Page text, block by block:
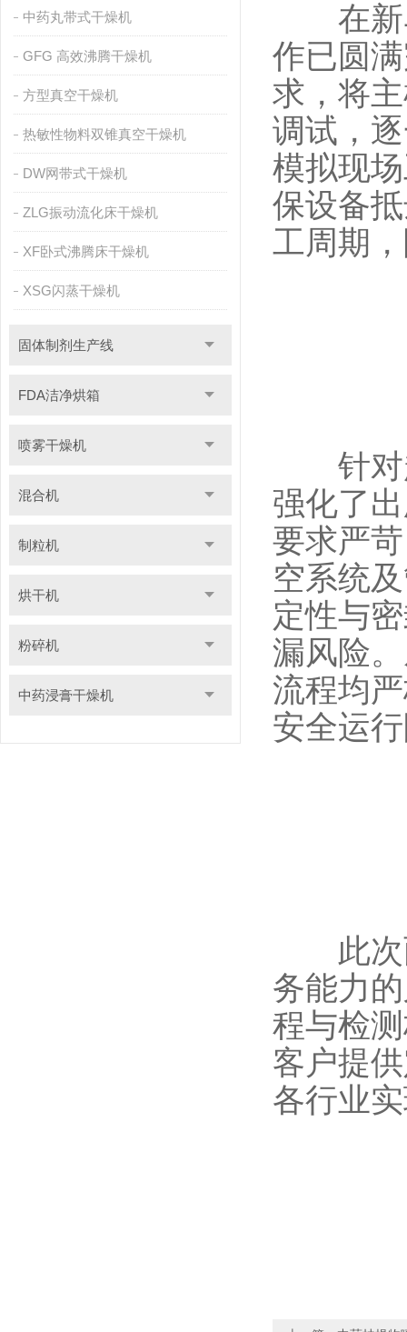
中药丸带式干燥机
GFG 高效沸腾干燥机
方型真空干燥机
热敏性物料双锥真空干燥机
DW网带式干燥机
ZLG振动流化床干燥机
XF卧式沸腾床干燥机
XSG闪蒸干燥机
固体制剂生产线
FDA洁净烘箱
喷雾干燥机
混合机
制粒机
烘干机
粉碎机
中药浸膏干燥机
在新马
作已圆
求，将
调试，
模拟现
保设备
工周期
针对超
强化了
要求严
空系统
定性与
漏风险
流程均
安全运
此次两
务能力
程与检
客户提
各行业